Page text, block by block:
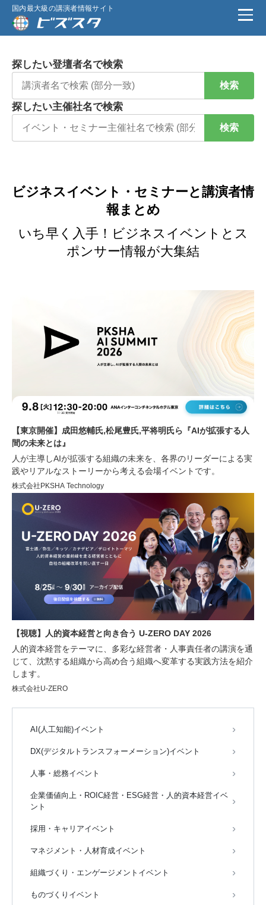
国内最大級の講演者情報サイト
探したい登壇者名で検索
検索
探したい主催社名で検索
検索
ビジネスイベント・セミナーと講演者情
報まとめ
いち早く入手！ビジネスイベントとス
ポンサー情報が大集結
【東京開催】成田悠輔氏,松尾豊氏,平将明氏ら『AIが拡張する人
間の未来とは』
人が主導しAIが拡張する組織の未来を、各界のリーダーによる実
践やリアルなストーリーから考える会場イベントです。
株式会社PKSHA Technology
【視聴】人的資本経営と向き合う U-ZERO DAY 2026
人的資本経営をテーマに、多彩な経営者・人事責任者の講演を通
じて、沈黙する組織から高め合う組織へ変革する実践方法を紹介
します。
株式会社U-ZERO
AI(人工知能)イベント
DX(デジタルトランスフォーメーション)イベント
人事・総務イベント
企業価値向上・ROIC経営・ESG経営・人的資本経営イベ
ント
採用・キャリアイベント
マネジメント・人材育成イベント
組織づくり・エンゲージメントイベント
ものづくりイベント